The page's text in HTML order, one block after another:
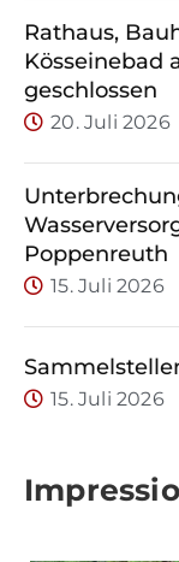
Rathaus,
Kösseinebad
geschlossen
20. Juli 2026
Poppenreuth
15. Juli 2026
15. Juli 2026